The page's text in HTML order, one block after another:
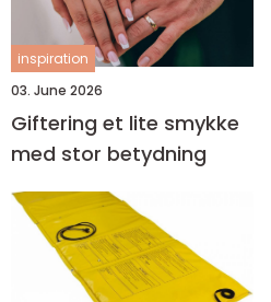
inspiration
03. June 2026
Giftering et lite smykke
med stor betydning